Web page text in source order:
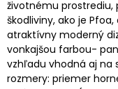
životnému prostrediu,
škodliviny, ako je
atraktívny moderný
vonkajšou farbou-
vzhľadu vhodná aj na
rozmery: priemer